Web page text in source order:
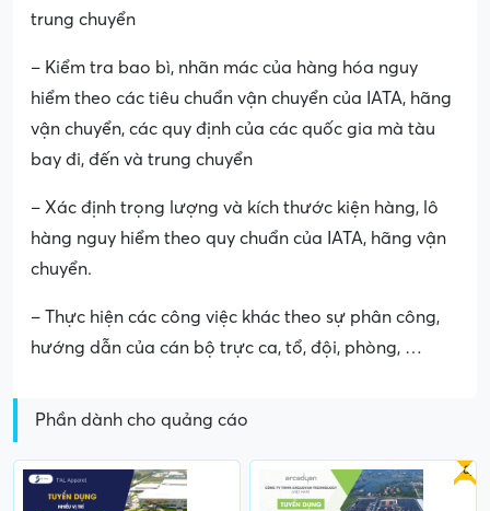
trung chuyển
– Kiểm tra bao bì, nhãn mác của hàng hóa nguy
hiểm theo các tiêu chuẩn vận chuyển của IATA, hãng
vận chuyển, các quy định của các quốc gia mà tàu
bay đi, đến và trung chuyển
– Xác định trọng lượng và kích thước kiện hàng, lô
hàng nguy hiểm theo quy chuẩn của IATA, hãng vận
chuyển.
– Thực hiện các công việc khác theo sự phân công,
hướng dẫn của cán bộ trực ca, tổ, đội, phòng, …
Phần dành cho quảng cáo
Gấp